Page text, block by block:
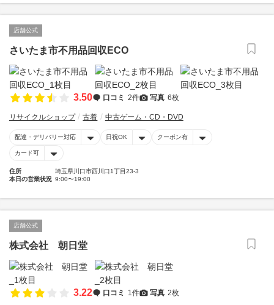
店舗公式
さいたま市不用品回収ECO
3.50 口コミ 2件 写真 6枚
リサイクルショップ 古着 中古ゲーム・CD・DVD
配達・デリバリー対応 日祝OK クーポン有
カード可
住所
埼玉県川口市西川口1丁目23-3
本日の営業状況 9:00〜19:00
店舗公式
株式会社 朝日堂
3.22 口コミ 1件 写真 2枚